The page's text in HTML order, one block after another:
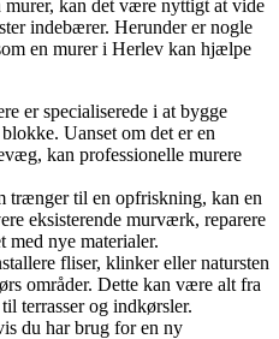
kan det være nyttigt at vide
indebærer. Herunder er nogle
en murer i Herlev kan hjælpe
er specialiserede i at bygge
Uanset om det er en
kan professionelle murere
trænger til en opfriskning, kan en
eksisterende murværk, reparere
med nye materialer.
fliser, klinker eller natursten
områder. Dette kan være alt fra
terrasser og indkørsler.
du har brug for en ny